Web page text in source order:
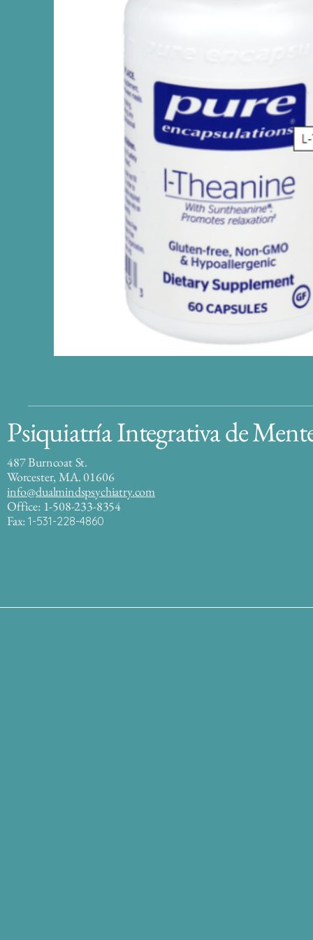
Psiquiatría Integrativa de
487 Burncoat St.
Worcester, MA. 01606
info@dualmindspsychiatry.com
Office: 1-508-233-8354
Fax:1-531-228-4860